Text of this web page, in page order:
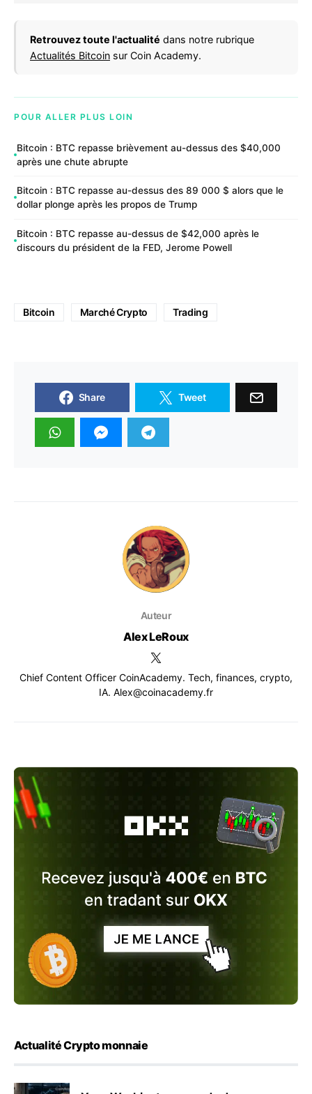
Retrouvez toute l'actualité dans notre rubrique
Actualités Bitcoin sur Coin Academy.
POUR ALLER PLUS LOIN
Bitcoin : BTC repasse brièvement au-dessus des $40,000
après une chute abrupte
Bitcoin : BTC repasse au-dessus des 89 000 $ alors que le
dollar plonge après les propos de Trump
Bitcoin : BTC repasse au-dessus de $42,000 après le
discours du président de la FED, Jerome Powell
Bitcoin Marché Crypto Trading
Share Tweet
Auteur
Alex LeRoux
Chief Content Officer CoinAcademy. Tech, finances, crypto,
IA. Alex@coinacademy.fr
Actualité Crypto monnaie